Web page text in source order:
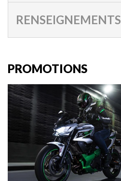
RENSEIGNEMENTS
PROMOTIONS